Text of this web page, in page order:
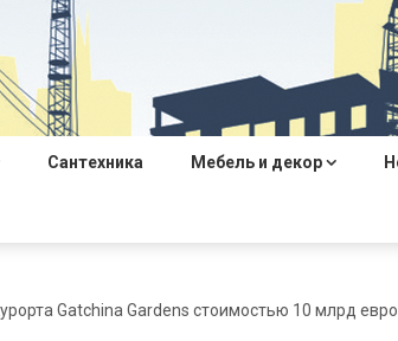
Сантехника Мебель и декор
Gatchina Gardens стоимостью 10 млрд евро